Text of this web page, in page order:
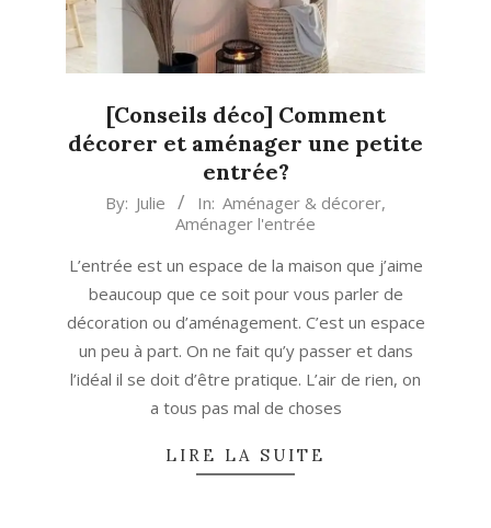
[Conseils déco] Comment
décorer et aménager une petite
entrée?
2020-
14
By: Julie In: Aménager & décorer,
Aménager l'entrée
L’entrée est un espace de la maison que j’aime
beaucoup que ce soit pour vous parler de
décoration ou d’aménagement. C’est un espace
un peu à part. On ne fait qu’y passer et dans
l’idéal il se doit d’être pratique. L’air de rien, on
a tous pas mal de choses
LIRE LA SUITE